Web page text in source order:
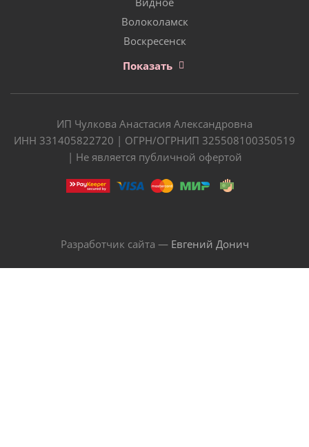
Волоколамск
Воскресенск
Показать
ИП Чулкова Анастасия Александровна
ИНН 331405822720 | ОГРН/ОГРНИП 325508100350519
| Не является публичной офертой
Разработчик сайта — Евгений Донич